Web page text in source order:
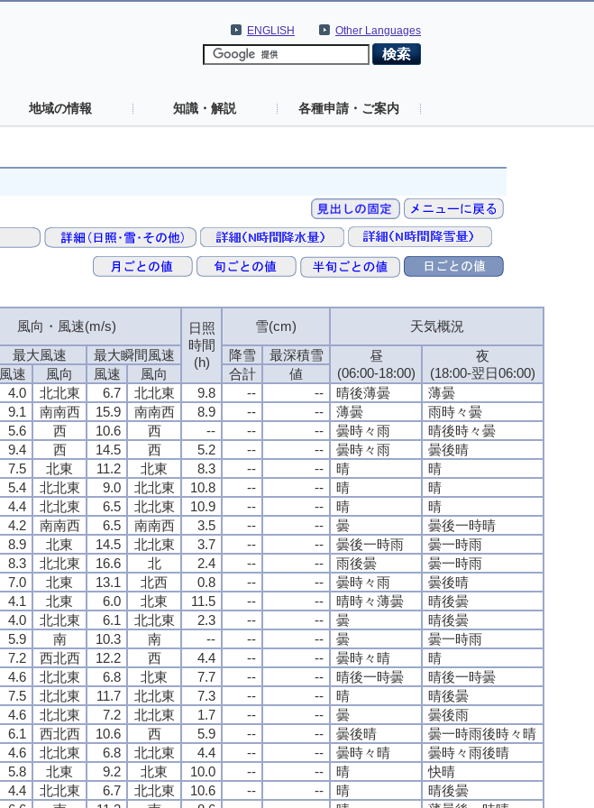
Other Languages
ENGLISH
地域の情報 知識・解説 各種申請・ご案内
風向・風速(m/s)
日照
時間
(h)
雪(cm) 天気概況
最大風速 最大瞬間風速 降雪 最深積雪
昼
(06:00-18:00)
夜
(18:00-翌日06:00)
風速 風向 風速 風向 合計
値
4.0 北北東 6.7 北北東 9.8 -- -- 晴後薄曇
薄曇
9.1 南南西 15.9 南南西 8.9 -- -- 薄曇
雨時々曇
5.6 西 10.6 西 -- -- -- 曇時々雨
晴後時々曇
9.4 西 14.5 西 5.2 -- -- 曇時々雨
曇後晴
7.5 北東 11.2 北東 8.3 -- -- 晴
晴
5.4 北北東 9.0 北北東 10.8 -- -- 晴
晴
4.4 北北東 6.5 北北東 10.9 -- -- 晴
晴
4.2 南南西 6.5 南南西 3.5 -- -- 曇
曇後一時晴
8.9 北東 14.5 北北東 3.7 -- -- 曇後一時雨
曇一時雨
8.3 北北東 16.6 北 2.4 -- -- 雨後曇
曇一時雨
7.0 北東 13.1 北西 0.8 -- -- 曇時々雨
曇後晴
4.1 北東 6.0 北東 11.5 -- -- 晴時々薄曇
晴後曇
4.0 北北東 6.1 北北東 2.3 -- -- 曇
晴後曇
5.9 南 10.3 南 -- -- -- 曇
曇一時雨
7.2 西北西 12.2 西 4.4 -- -- 曇時々晴
晴
4.6 北北東 6.8 北東 7.7 -- -- 晴後一時曇
晴後一時曇
7.5 北北東 11.7 北北東 7.3 -- -- 晴
晴後曇
4.6 北北東 7.2 北北東 1.7 -- -- 曇
曇後雨
6.1 西北西 10.6 西 5.9 -- -- 曇後晴
曇一時雨後時々晴
4.6 北北東 6.8 北北東 4.4 -- -- 曇時々晴
曇時々雨後晴
5.8 北東 9.2 北東 10.0 -- -- 晴
快晴
4.4 北北東 6.7 北北東 10.6 -- -- 晴
晴後曇